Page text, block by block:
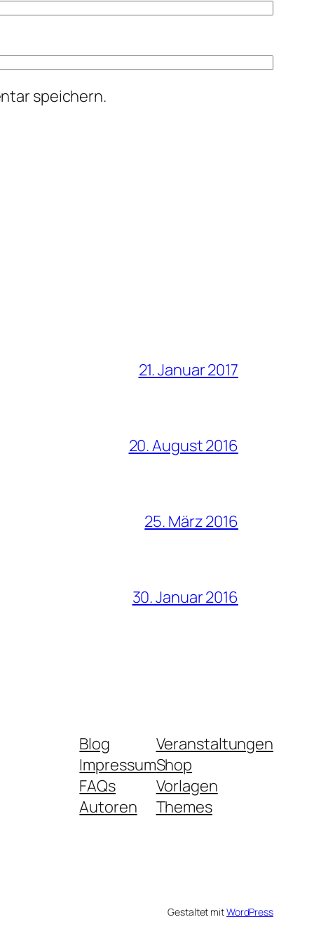
speichern.
21. Januar 2017
20. August 2016
25. März 2016
30. Januar 2016
Blog
Impressum
FAQs
Autoren
Veranstaltungen
Shop
Vorlagen
Themes
Gestaltet mitWordPress